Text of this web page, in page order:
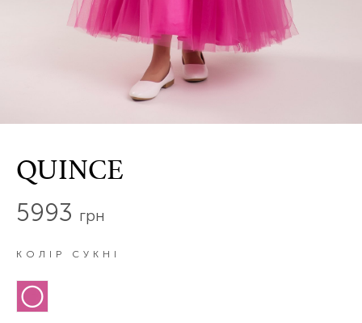
QUINCE
5993 грн
КОЛІР СУКНІ